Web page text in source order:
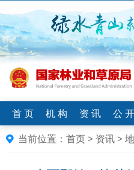
首 页 机 构 资 讯 公 开
当前位置： 首页> 资讯>